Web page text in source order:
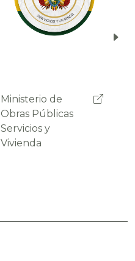
Administradora
Boliviana de
Carreteras